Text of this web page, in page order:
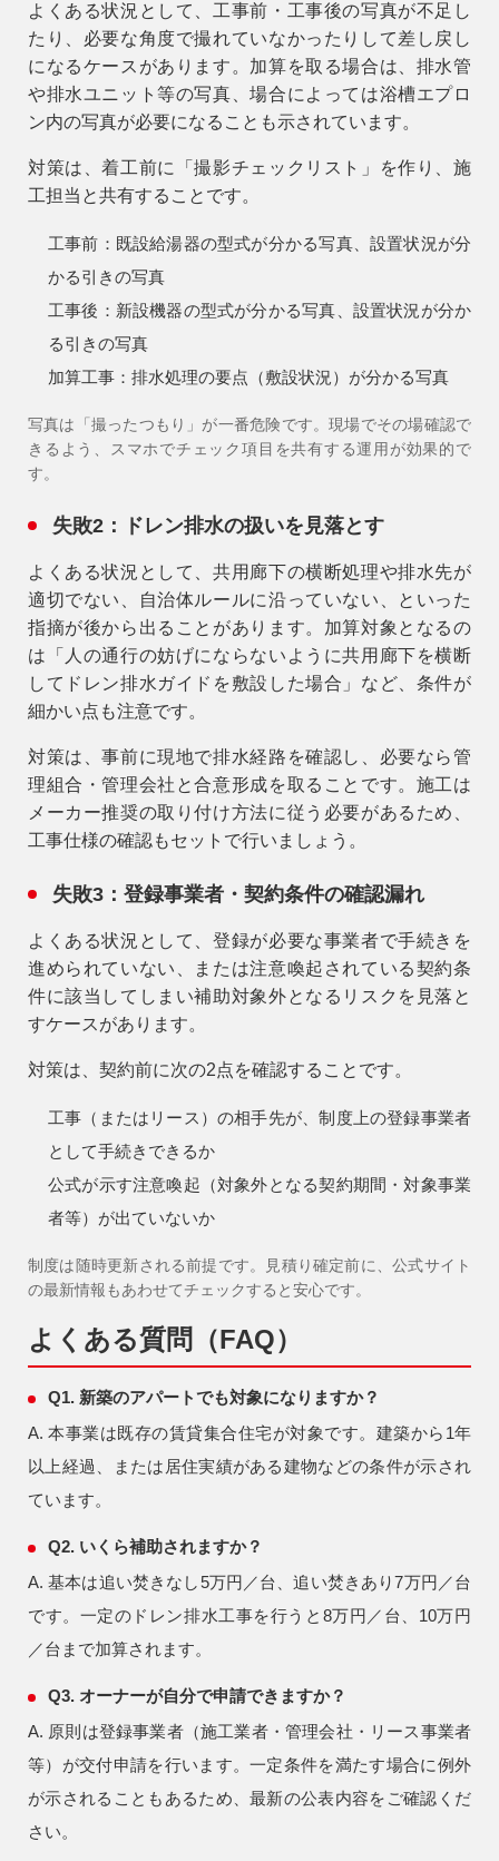
よくある状況 として、工事前・工事後の写真が不足し
たり、必要な角度で撮れていなかったりして差し戻し
になるケースがあります。加算を取る場合は、排水管
や排水ユニット等の写真、場合によっては浴槽エプロ
ン内の写真が必要になることも示されています。
対策は、着工前に「撮影チェックリスト」を作り、施
工担当と共有することです。
工事前：既設給湯器の型式が分かる写真、設置状況が分
かる引きの写真
工事後：新設機器の型式が分かる写真、設置状況が分か
る引きの写真
加算工事：排水処理の要点（敷設状況）が分かる写真
写真は「撮ったつもり」が一番危険です。現場でその場確認で
きるよう、スマホでチェック項目を共有する運用が効果的で
す。
失敗2：ドレン排水の扱いを見落とす
よくある状況 として、共用廊下の横断処理や排水先が
適切でない、自治体ルールに沿っていない、といった
指摘が後から出ることがあります。加算対象となるの
は「人の通行の妨げにならないように共用廊下を横断
してドレン排水ガイドを敷設した場合」など、条件が
細かい点も注意です。
対策は、事前に現地で排水経路を確認し、必要なら管
理組合・管理会社と合意形成を取ることです。施工は
メーカー推奨の取り付け方法に従う必要があるため、
工事仕様の確認もセットで行いましょう。
失敗3：登録事業者・契約条件の確認漏れ
よくある状況 として、登録が必要な事業者で手続きを
進められていない、または注意喚起されている契約条
件に該当してしまい補助対象外となるリスクを見落と
すケースがあります。
対策は、契約前に次の2点を確認することです。
工事（またはリース）の相手先が、制度上の登録事業者
として手続きできるか
公式が示す注意喚起（対象外となる契約期間・対象事業
者等）が出ていないか
制度は随時更新される前提です。見積り確定前に、公式サイト
の最新情報もあわせてチェックすると安心です。
よくある質問（FAQ）
Q1. 新築のアパートでも対象になりますか？
A. 本事業は既存の賃貸集合住宅が対象です。建築から1年
以上経過、または居住実績がある建物などの条件が示され
ています。
Q2. いくら補助されますか？
A. 基本は追い焚きなし5万円／台 、追い焚きあり7万円／台
です。一定のドレン排水工事を行うと 8万円／台
10万円
／台 まで加算されます。
Q3. オーナーが自分で申請できますか？
A. 原則は登録事業者（施工業者・管理会社・リース事業者
等）が交付申請を行います。一定条件を満たす場合に例外
が示されることもあるため、最新の公表内容をご確認くだ
さい。